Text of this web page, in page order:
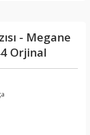
- Megane
Orjinal